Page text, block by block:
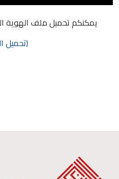
يمكنكم تحميل ملف الهوية
(تحميل